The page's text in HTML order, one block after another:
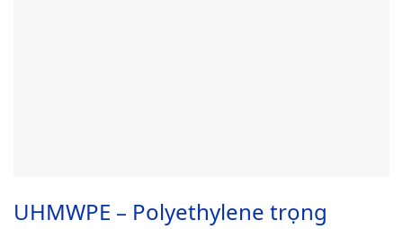
UHMWPE – Polyethylene trọng